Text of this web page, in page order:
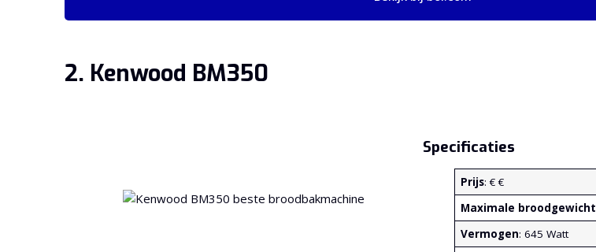
2. Kenwood BM350
Specificaties
Prijs: € €
Maximale broodgewicht
Vermogen: 645 Watt